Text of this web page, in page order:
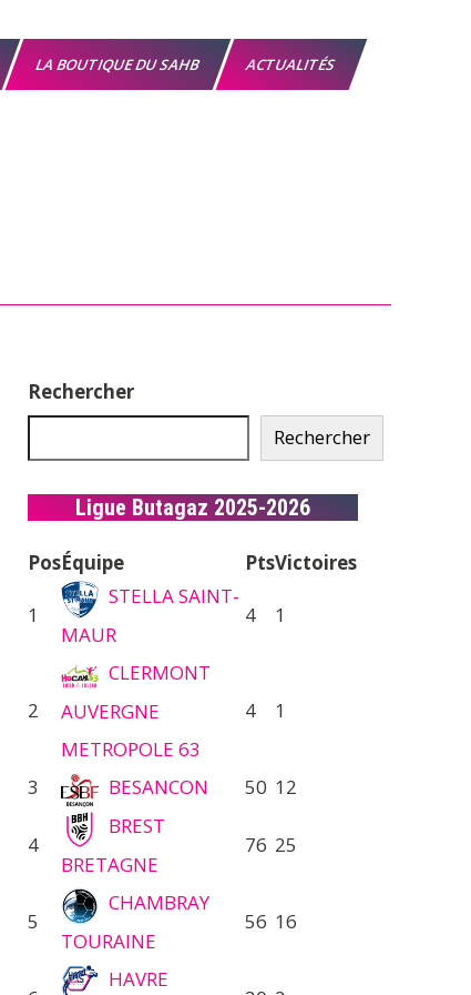
LA BOUTIQUE DU SAHB ACTUALITÉS
Rechercher
Rechercher
Ligue Butagaz 2025-2026
PosÉquipe PtsVictoires
1
STELLA SAINT-
MAUR
4 1
2
CLERMONT
AUVERGNE
METROPOLE 63
4 1
3 BESANCON 50 12
4
BREST
BRETAGNE
76 25
5
CHAMBRAY
TOURAINE
56 16
HAVRE